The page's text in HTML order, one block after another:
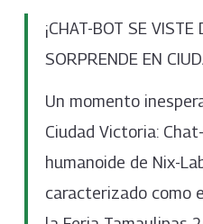
¡CHAT-BOT SE
SORPRENDE EN
Un momento
Ciudad Victoria:
humanoide de Nix-
caracterizado como